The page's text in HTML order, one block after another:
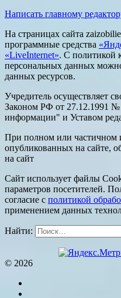
Написать главному
На страницах сайта
программные средства
«LiveInternet». С политикой
персональных данных
данных ресурсов.
Учредитель осуществляет
Законом РФ от 27.12.1991 №
информации" и Уставом
При полном или частичном
опубликованных на сайте,
на сайт
Сайт использует файлы
параметров посетителей.
согласие с политикой
применением данных
Найти:
© 2026